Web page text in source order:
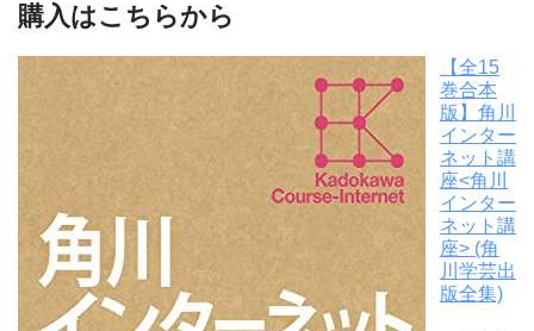
購入はこちらから
【全15
巻合本
版】角川
インター
ネット講
座<角川
インター
ネット講
座> (角
川学芸出
版全集)